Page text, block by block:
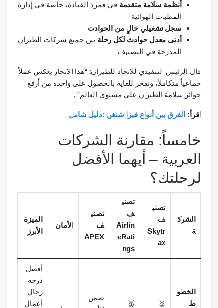
أنظمة سلامة متقدمة في قمرة القيادة، خاصة في إدارة
المطبات الهوائية
سجل تشغيلي خالٍ من الحوادث
أدنى معدل حوادث لكل رحلة بين جميع شركات الطيران
المدرجة في التصنيف
قال الرئيس التنفيذي للاتحاد للطيران: “هذا الإنجاز يعكس عملاً
جماعياً متكاملاً، ونفخر للغاية بالحصول على واحدة من أرفع
جوائز سلامة الطيران على مستوى العالم” .
اقرأ: الفرق بين أنواع فيزا شنغن :دليل شامل
خامساً: مقارنة الشركات
العربية – أيهما الأفضل
لرحلتك؟
الشرك
ة
تصني
ف
Skytr
ax
تصني
ف
Airlin
eRati
ngs
تصني
ف
APEX
الأمان
الميزة
الأبرز
الخطو
ط
🥇
🥈
ضمن
أفضل
درجة
رجال
أعمال